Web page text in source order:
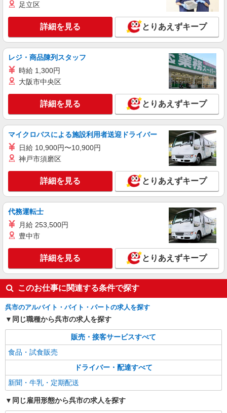
足立区
詳細を見る とりあえずキープ
レジ・商品陳列スタッフ
時給 1,300円
大阪市中央区
詳細を見る とりあえずキープ
マイクロバスによる施設利用者送迎ドライバー
日給 10,900円〜10,900円
神戸市須磨区
詳細を見る とりあえずキープ
代務運転士
月給 253,500円
豊中市
詳細を見る とりあえずキープ
このお仕事に関連する条件で探す
呉市のアルバイト・バイト・パートの求人を探す
同じ職種から呉市の求人を探す
販売・接客サービスすべて
食品・試食販売
ドライバー・配達すべて
新聞・牛乳・定期配送
同じ雇用形態から呉市の求人を探す